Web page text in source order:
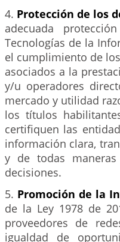
4. Protección de los
adecuada
Tecnologías de la
el cumplimiento de
asociados a la
y/u operadores
mercado y utilidad
los títulos
certifiquen las
información clara,
y de todas
decisiones.
5. Promoción de la
de la Ley 1978 de
proveedores de
igualdad de